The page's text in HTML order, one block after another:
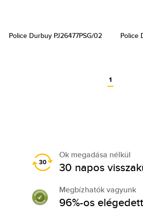
Police Durbuy PJ26477PSG/02 Police
1
Ok megadása nélkül
30 napos
Megbízhatók vagyunk
96%-os